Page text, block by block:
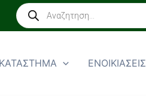
Products
search
ΚΑΤΑΣΤΗΜΑ ΕΝΟΙΚΙΑΣΕΙΣ